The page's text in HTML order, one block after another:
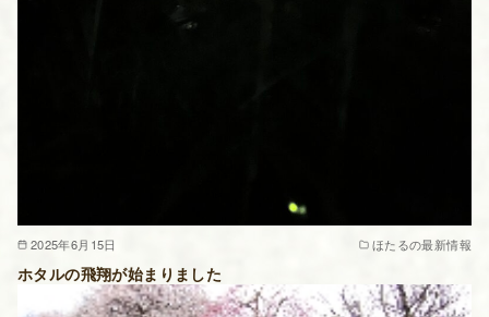
2025年6月15日 ほたるの最新情報
ホタルの飛翔が始まりました